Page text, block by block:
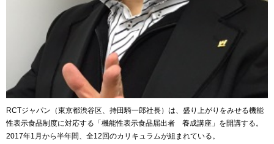
RCTジャパン（東京都渋谷区、持田騎一郎社長）は、盛り上がりをみせる機能
性表示食品制度に対応する「機能性表示食品届出者 養成講座」を開講する。
2017年1月から半年間、全12回のカリキュラムが組まれている。